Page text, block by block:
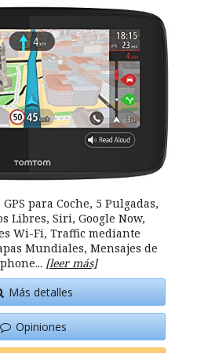
GPS para Coche, 5 Pulgadas,
Libres, Siri, Google Now,
Wi-Fi, Traffic mediante
Mundiales, Mensajes de
[leer más]
Más detalles
Opiniones